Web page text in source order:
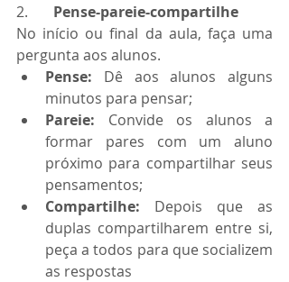
2. Pense-pareie-compartilhe
No início ou final da aula, faça uma
pergunta aos alunos.
Pense: Dê aos alunos alguns
minutos para pensar;
Pareie: Convide os alunos a
formar pares com um aluno
próximo para compartilhar seus
pensamentos;
Compartilhe: Depois que as
duplas compartilharem entre si,
peça a todos para que socializem
as respostas